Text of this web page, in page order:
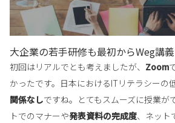
大企業の若手研修も最初からWeg講
初回はリアルでとも考えましたが、 Zoom
かったです。日本におけるITリテラシーの
関係なしですね。とてもスムーズに授業が
トでのマナーや発表資料の完成度、ネット